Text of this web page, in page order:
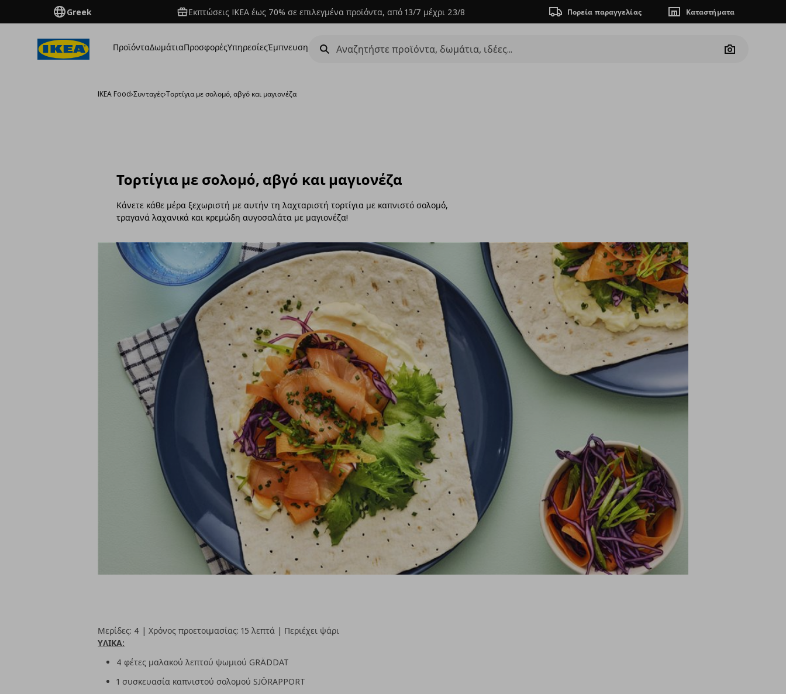
Greek Εκπτώσεις IKEA έως 70% σε επιλεγμένα προϊόντα, από 13/7 μέχρι 23/8 Πορεία παραγγελίας Καταστήματα
ΠροϊόνταΔωμάτιαΠροσφορέςΥπηρεσίεςΈμπνευση
Camera
IKEA Food›Συνταγές›Τορτίγια με σολομό, αβγό και μαγιονέζα
Τορτίγια με σολομό, αβγό και μαγιονέζα
Κάνετε κάθε μέρα ξεχωριστή με αυτήν τη λαχταριστή τορτίγια με καπνιστό σολομό,
τραγανά λαχανικά και κρεμώδη αυγοσαλάτα με μαγιονέζα!
Μερίδες: 4 | Χρόνος προετοιμασίας: 15 λεπτά | Περιέχει ψάρι
ΥΛΙΚΑ:
4 φέτες μαλακού λεπτού ψωμιού GRÄDDAT
1 συσκευασία καπνιστού σολομού SJÖRAPPORT